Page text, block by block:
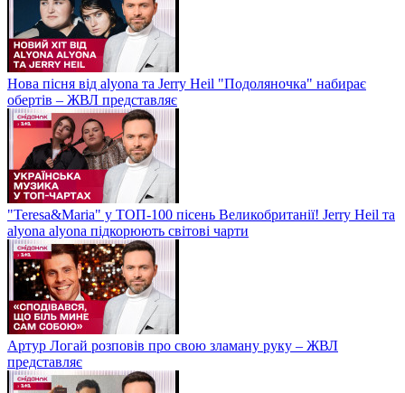
Нова пісня від alyona та Jerry Heil "Подоляночка" набирає
обертів – ЖВЛ представляє
"Teresa&Maria" у ТОП-100 пісень Великобританії! Jerry Heil та
alyona alyona підкорюють світові чарти
Артур Логай розповів про свою зламану руку – ЖВЛ
представляє